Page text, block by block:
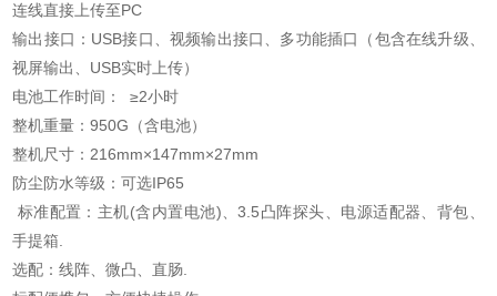
连线直接上传至PC
输出接口：USB接口、视频输出接口、多功能插口（包含在线升级、
视屏输出、USB实时上传）
电池工作时间： ≥2小时
整机重量：950G（含电池）
整机尺寸：216mm×147mm×27mm
防尘防水等级：可选IP65
标准配置：主机(含内置电池)、3.5凸阵探头、电源适配器、背包、
手提箱.
选配：线阵、微凸、直肠.